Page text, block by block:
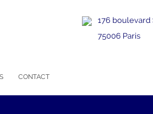
176 boulevard
75006 Paris
CONTACT